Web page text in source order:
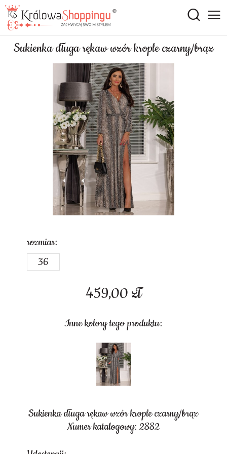
Sukienka długa rękaw wzór krople czarny/brąz
459,00 zł
Inne kolory tego produktu:
rozmiar:
36
Sukienka długa rękaw wzór krople czarny/brąz
Numer katalogowy: 2882